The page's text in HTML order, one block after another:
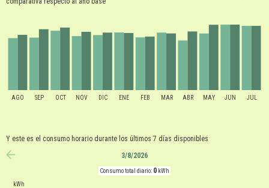
AGO SEP OCT NOV DIC ENE FEB MAR ABR MAY JUN JUL
Y este es el consumo horario durante los últimos 7 días disponibles
3/8/2026
Consumo total diario: 0 kWh
kWh